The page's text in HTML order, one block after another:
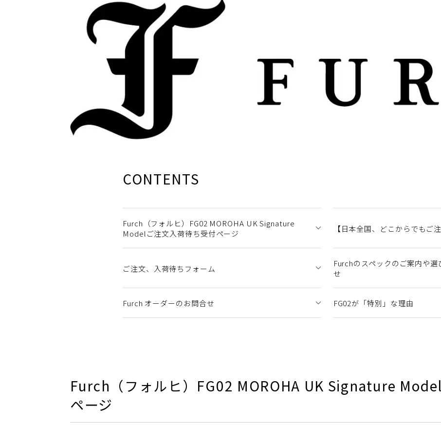
CONTENTS
Furch（フォルヒ）FG02 MOROHA UK Signature
Modelご注文入荷待ち受付ページ
【日本全国、どこからでもご
ご注文、入荷待ちフォーム
Furchのスペックのご案内や
せ
Furch オーダーのお問合せ FG02が「特別」な理由
Furch（フォルヒ）FG02 MOROHA UK Signature
ページ